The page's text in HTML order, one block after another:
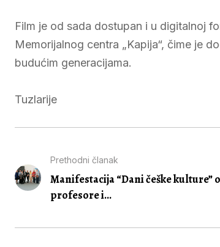
Film je od sada dostupan i u digitalnoj
Memorijalnog centra „Kapija“, čime je
budućim generacijama.
Tuzlarije
Prethodni članak
Manifestacija “Dani češke kulture”
profesore i...